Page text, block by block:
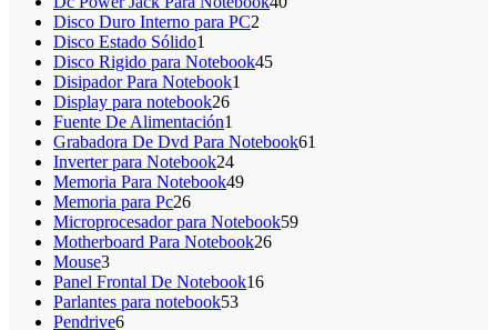
Disco Duro Interno para PC2
Disco Estado Sólido1
producto
Disco Rigido para Notebook4545
Disipador Para Notebook1
Display para notebook2626
productos
Fuente De Alimentación1
producto
Grabadora De Dvd Para Notebook61
Inverter para Notebook2424
productos
Memoria Para Notebook4949
Memoria para Pc2626
productos
Microprocesador para Notebook5959
Motherboard Para Notebook2626
Mouse33
productos
Panel Frontal De Notebook1616
Parlantes para notebook5353
Pendrive66